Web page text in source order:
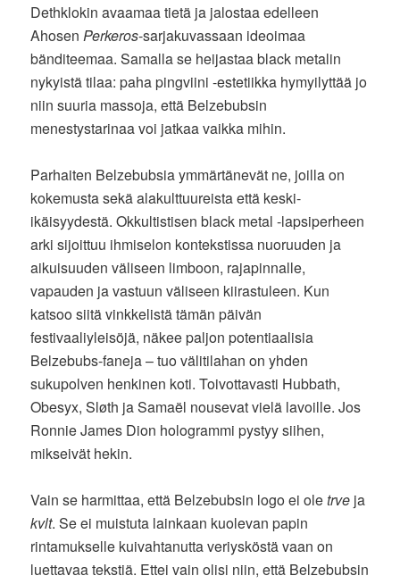
Dethklokin avaamaa tietä ja jalostaa edelleen
Ahosen Perkeros-sarjakuvassaan ideoimaa
bänditeemaa. Samalla se heijastaa black metalin
nykyistä tilaa: paha pingviini -estetiikka hymyilyttää jo
niin suuria massoja, että Belzebubsin
menestystarinaa voi jatkaa vaikka mihin.
Parhaiten Belzebubsia ymmärtänevät ne, joilla on
kokemusta sekä alakulttuureista että keski-
ikäisyydestä. Okkultistisen black metal -lapsiperheen
arki sijoittuu ihmiselon kontekstissa nuoruuden ja
aikuisuuden väliseen limboon, rajapinnalle,
vapauden ja vastuun väliseen kiirastuleen. Kun
katsoo siitä vinkkelistä tämän päivän
festivaaliyleisöjä, näkee paljon potentiaalisia
Belzebubs-faneja – tuo välitilahan on yhden
sukupolven henkinen koti. Toivottavasti Hubbath,
Obesyx, Sløth ja Samaël nousevat vielä lavoille. Jos
Ronnie James Dion hologrammi pystyy siihen,
mikseivät hekin.
Vain se harmittaa, että Belzebubsin logo ei oletrve ja
kvlt. Se ei muistuta lainkaan kuolevan papin
rintamukselle kuivahtanutta veriysköstä vaan on
luettavaa tekstiä. Ettei vain olisi niin, että Belzebubsin